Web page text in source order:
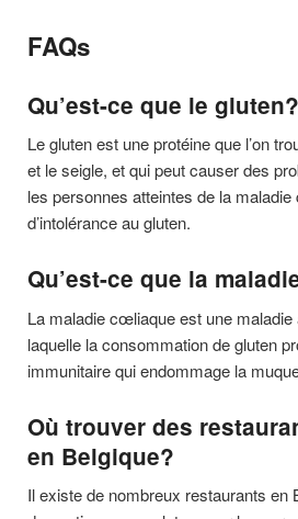
FAQs
Qu’est-ce que le gluten?
Le gluten est une protéine que l’on
et le seigle, et qui peut causer des
les personnes atteintes de la
d’intolérance au gluten.
Qu’est-ce que la
La maladie cœliaque est une maladie
laquelle la consommation de gluten
immunitaire qui endommage la
Où trouver des
en Belgique?
Il existe de nombreux restaurants en